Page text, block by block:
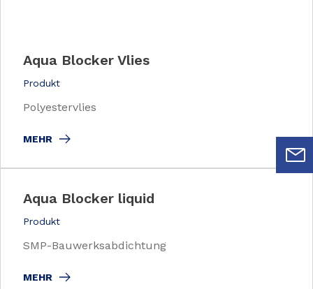
Aqua Blocker Vlies
Produkt
Polyestervlies
MEHR
Aqua Blocker liquid
Produkt
SMP-Bauwerksabdichtung
MEHR